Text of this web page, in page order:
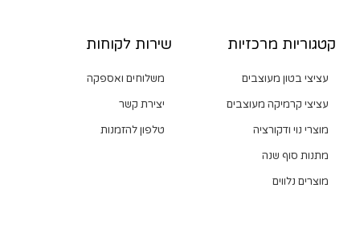
קטגוריות מרכזיות
עציצי בטון מעוצבים
עציצי קרמיקה מעוצבים
מוצרי נוי ודקורציה
מתנות סוף שנה
מוצרים נלווים
שירות לקוחות
משלוחים ואספקה
יצירת קשר
טלפון להזמנות